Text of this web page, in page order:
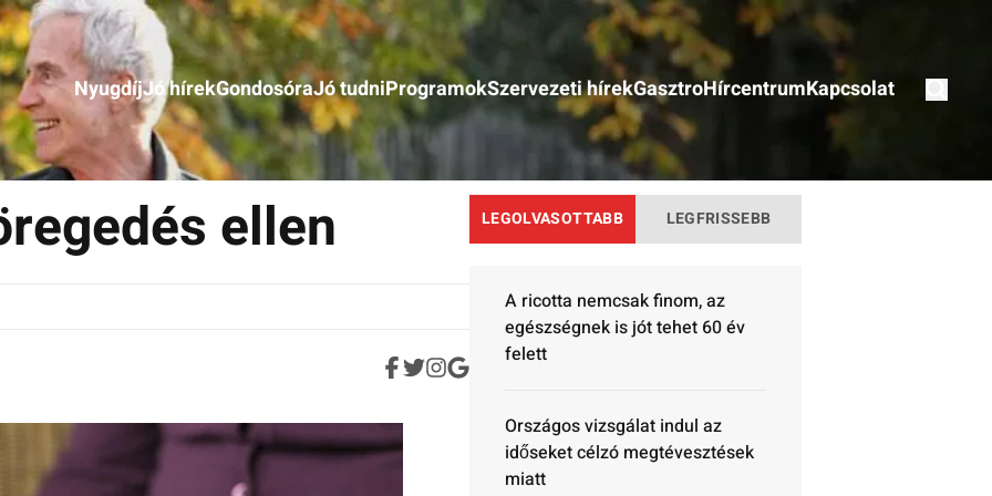
NyugdíjJó hírekGondosóraJó tudniProgramokSzervezeti hírekGasztroHírcentrumKapcsolat
ellen LEGOLVASOTTABB LEGFRISSEBB
A ricotta nemcsak finom, az
egészségnek is jót tehet 60 év
felett
Országos vizsgálat indul az
időseket célzó megtévesztések
miatt